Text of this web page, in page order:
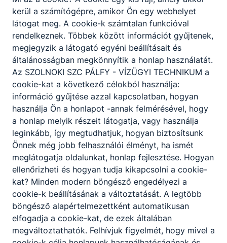
🔎 Nincsenek események ebben a
hónapban
kerül a számítógépre, amikor Ön egy webhelyet
látogat meg. A cookie-k számtalan funkcióval
rendelkeznek. Többek között információt gyűjtenek,
megjegyzik a látogató egyéni beállításait és
általánosságban megkönnyítik a honlap használatát.
Az SZOLNOKI SZC PÁLFY - VÍZÜGYI TECHNIKUM a
cookie-kat a következő célokból használja:
információ gyűjtése azzal kapcsolatban, hogyan
használja Ön a honlapot -annak felmérésével, hogy
a honlap melyik részeit látogatja, vagy használja
leginkább, így megtudhatjuk, hogyan biztosítsunk
Önnek még jobb felhasználói élményt, ha ismét
meglátogatja oldalunkat, honlap fejlesztése. Hogyan
ellenőrizheti és hogyan tudja kikapcsolni a cookie-
kat? Minden modern böngésző engedélyezi a
cookie-k beállításának a változtatását. A legtöbb
böngésző alapértelmezettként automatikusan
elfogadja a cookie-kat, de ezek általában
megváltoztathatók. Felhívjuk figyelmét, hogy mivel a